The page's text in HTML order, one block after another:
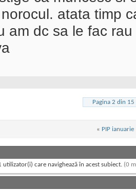
atata timp
am dc sa le fac
Pagina 2 din 15
« PIP ianuarie
utilizator(i) care navighează în acest subiect. (0